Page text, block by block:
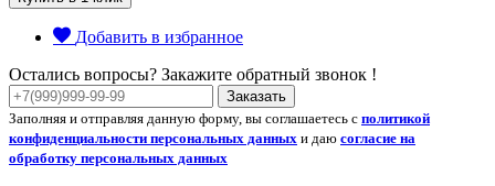
Добавить в избранное
Остались вопросы? Закажите обратный звонок !
Заказать
Заполняя и отправляя данную форму, вы соглашаетесь с политикой
конфиденциальности персональных данных и даю согласие на
обработку персональных данных